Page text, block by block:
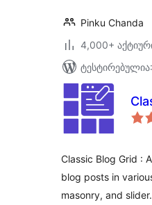
Pinku Chanda
4,000+
Classic Blog Grid :
blog posts in
masonry, and slider.